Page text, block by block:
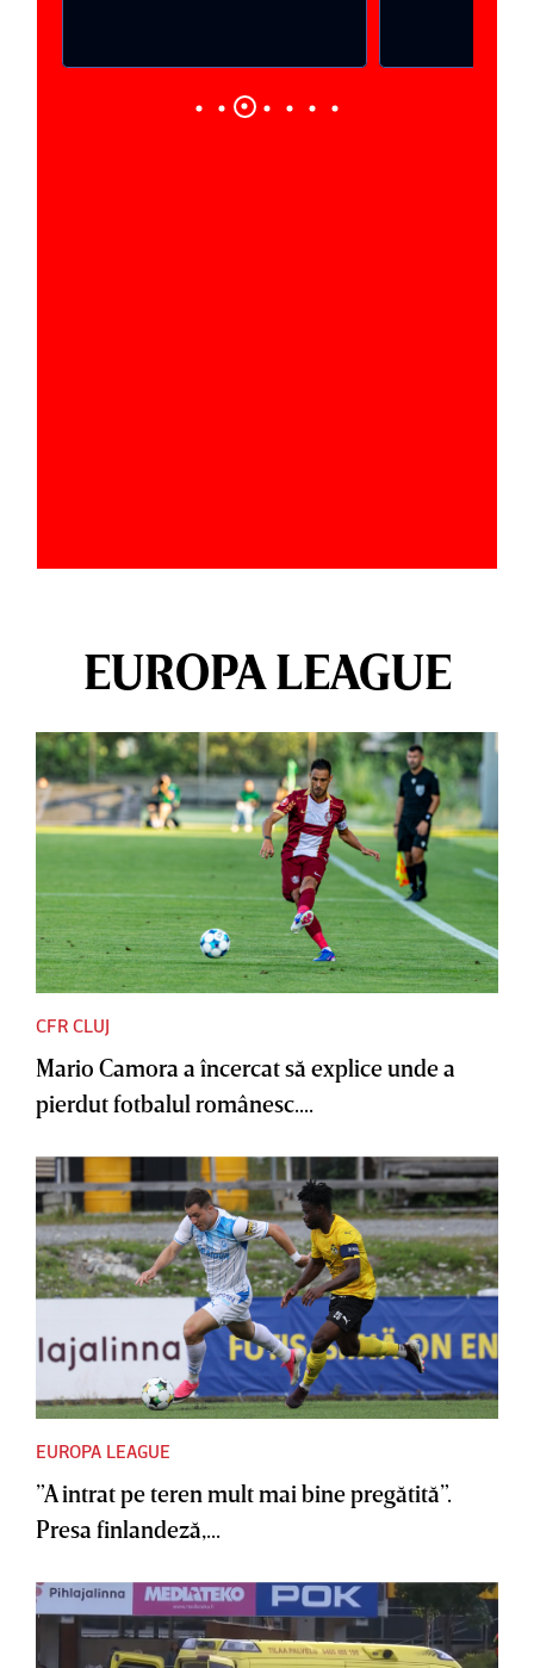
EUROPA LEAGUE
CFR CLUJ
Mario Camora a încercat să explice unde a
pierdut fotbalul românesc....
EUROPA LEAGUE
”A intrat pe teren mult mai bine pregătită”.
Presa finlandeză,...